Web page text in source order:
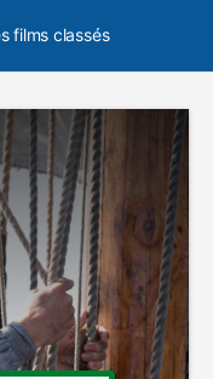
films classés